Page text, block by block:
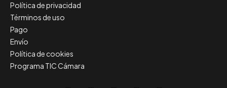
Política de privacidad
Términos de uso
Pago
Envío
Política de cookies
Programa TIC Cámara